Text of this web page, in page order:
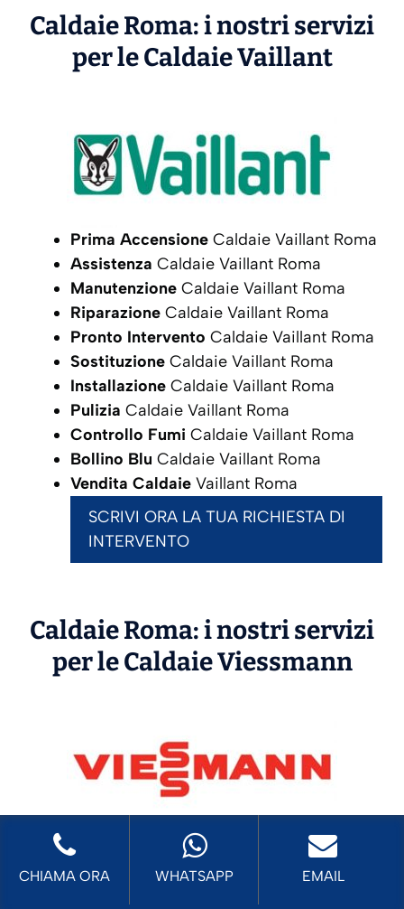
Caldaie Roma: i nostri servizi
per le CaldaieVaillant
Prima Accensione Caldaie Vaillant Roma
Assistenza Caldaie Vaillant Roma
Manutenzione Caldaie Vaillant Roma
Riparazione Caldaie Vaillant Roma
Pronto Intervento Caldaie Vaillant Roma
Sostituzione Caldaie Vaillant Roma
Installazione Caldaie Vaillant Roma
Pulizia Caldaie Vaillant Roma
Controllo Fumi Caldaie Vaillant Roma
Bollino Blu Caldaie Vaillant Roma
Vendita Caldaie Vaillant Roma
SCRIVI ORA LA TUA RICHIESTA DI
INTERVENTO
Caldaie Roma: i nostri servizi
per le CaldaieViessmann
Prima Accensione Caldaie Viessmann
Roma
CHIAMA ORA WHATSAPP EMAIL